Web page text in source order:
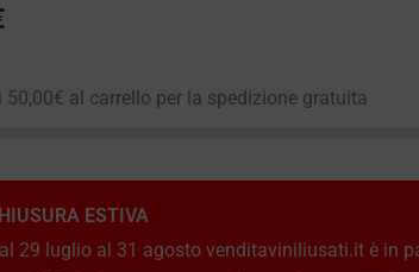
50,00€ al carrello per la spedizione gratuita
ESTIVA
29 luglio al 31 agosto venditaviniliusati.it è in